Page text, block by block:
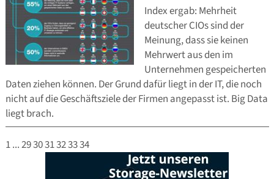
Index ergab: Mehrheit
deutscher CIOs sind der
Meinung, dass sie keinen
Mehrwert aus den im
Unternehmen gespeicherten
Daten ziehen können. Der Grund dafür liegt in der IT, die noch
nicht auf die Geschäftsziele der Firmen angepasst ist. Big Data
liegt brach.
1...293031323334